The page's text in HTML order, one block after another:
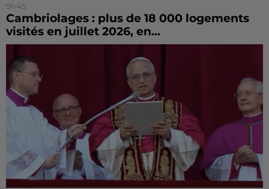
9h45
Cambriolages : plus de 18 000 logements
visités en juillet 2026, en...